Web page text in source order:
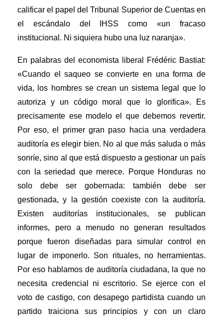
calificar el papel del Tribunal Superior de Cuentas en
el escándalo del IHSS como «un fracaso
institucional. Ni siquiera hubo una luz naranja».
En palabras del economista liberal Frédéric Bastiat:
«Cuando el saqueo se convierte en una forma de
vida, los hombres se crean un sistema legal que lo
autoriza y un código moral que lo glorifica». Es
precisamente ese modelo el que debemos revertir.
Por eso, el primer gran paso hacia una verdadera
auditoría es elegir bien. No al que más saluda o más
sonríe, sino al que está dispuesto a gestionar un país
con la seriedad que merece. Porque Honduras no
solo debe ser gobernada: también debe ser
gestionada, y la gestión coexiste con la auditoría.
Existen auditorías institucionales, se publican
informes, pero a menudo no generan resultados
porque fueron diseñadas para simular control en
lugar de imponerlo. Son rituales, no herramientas.
Por eso hablamos de auditoría ciudadana, la que no
necesita credencial ni escritorio. Se ejerce con el
voto de castigo, con desapego partidista cuando un
partido traiciona sus principios y con un claro